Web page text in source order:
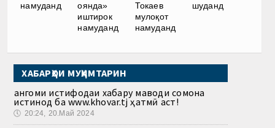
намуданд
оянда»
иштирок
намуданд
Токаев
мулоқот
намуданд
шуданд
ХАБАРҲОИ МУҲИМТАРИН
Ҳангоми истифодаи хабару маводи сомона
истинод ба www.khovar.tj ҳатмӣ аст!
🕔 20:24, 20.Май 2024